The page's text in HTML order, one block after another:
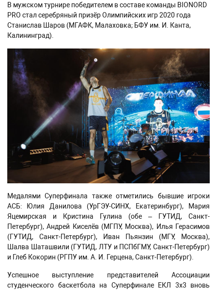
В мужском турнире победителем в составе команды BIONORD
PRO стал серебряный призёр Олимпийских игр 2020 года
Станислав Шаров (МГАФК, Малаховка; БФУ им. И. Канта,
Калининград).
Медалями Суперфинала также отметились бывшие игроки
АСБ: Юлия Данилова (УрГЭУ-СИНХ, Екатеринбург), Мария
Яцемирская и Кристина Гулина (обе – ГУТИД, Санкт-
Петербург), Андрей Киселёв (МГПУ, Москва), Илья Герасимов
(ГУТИД, Санкт-Петербург), Иван Пьянзин (МГУ, Москва),
Шалва Шаташвили (ГУТИД, ЛТУ и ПСПбГМУ, Санкт-Петербург)
и Глеб Кокорин (РГПУ им. А. И. Герцена, Санкт-Петербург).
Успешное выступление представителей Ассоциации
студенческого баскетбола на Суперфинале ЕКЛ 3х3 вновь